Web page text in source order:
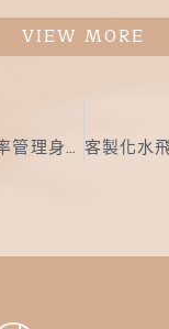
VIEW MORE